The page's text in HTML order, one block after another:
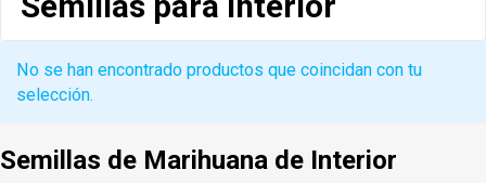
No se han encontrado productos que coincidan con tu
selección.
Semillas de Marihuana de Interior